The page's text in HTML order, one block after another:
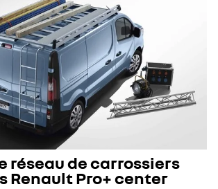
réseau de carrossiers
Renault Pro+ center